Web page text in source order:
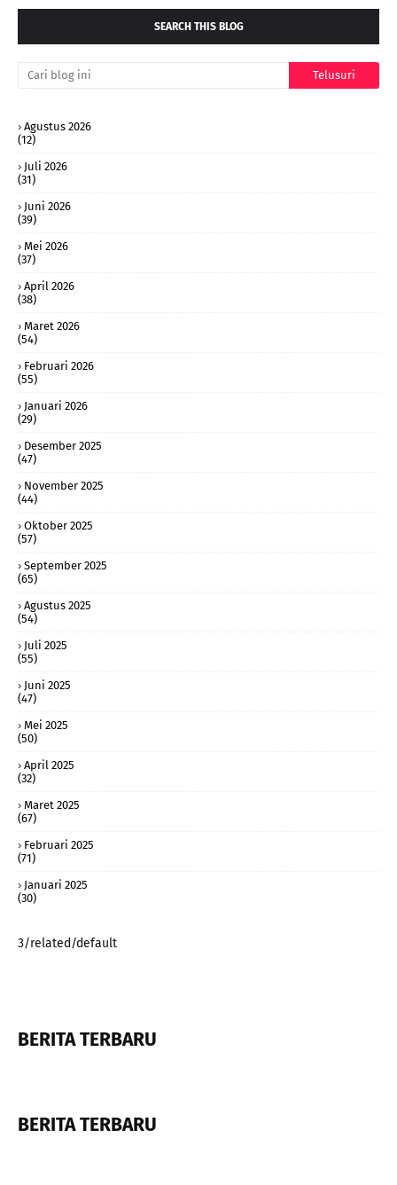
SEARCH THIS BLOG
Agustus 2026
(12)
Juli 2026
(31)
Juni 2026
(39)
Mei 2026
(37)
April 2026
(38)
Maret 2026
(54)
Februari 2026
(55)
Januari 2026
(29)
Desember 2025
(47)
November 2025
(44)
Oktober 2025
(57)
September 2025
(65)
Agustus 2025
(54)
Juli 2025
(55)
Juni 2025
(47)
Mei 2025
(50)
April 2025
(32)
Maret 2025
(67)
Februari 2025
(71)
Januari 2025
(30)
3/related/default
BERITA TERBARU
BERITA TERBARU